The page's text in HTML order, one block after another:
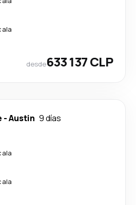
desde633 137 CLP
-Austin 9 días